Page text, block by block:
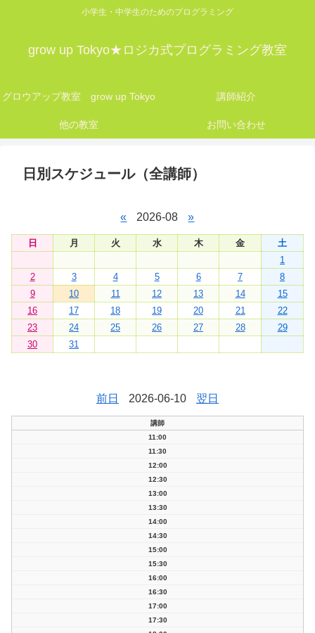
小学生・中学生のためのプログラミング
grow up Tokyo★ロジカ式プログラミング教室
グロウアップ教室 grow up Tokyo 講師紹介
他の教室 お問い合わせ
日別スケジュール（全講師）
« 2026-08 »
日 月 火 水 木 金
土
1
2
3 4 5 6 7
8
9
10 11 12 13 14
15
16
17 18 19 20 21
22
23
24 25 26 27 28
29
30
31
前日 2026-06-10 翌日
講師
11:00
11:30
12:00
12:30
13:00
13:30
14:00
14:30
15:00
15:30
16:00
16:30
17:00
17:30